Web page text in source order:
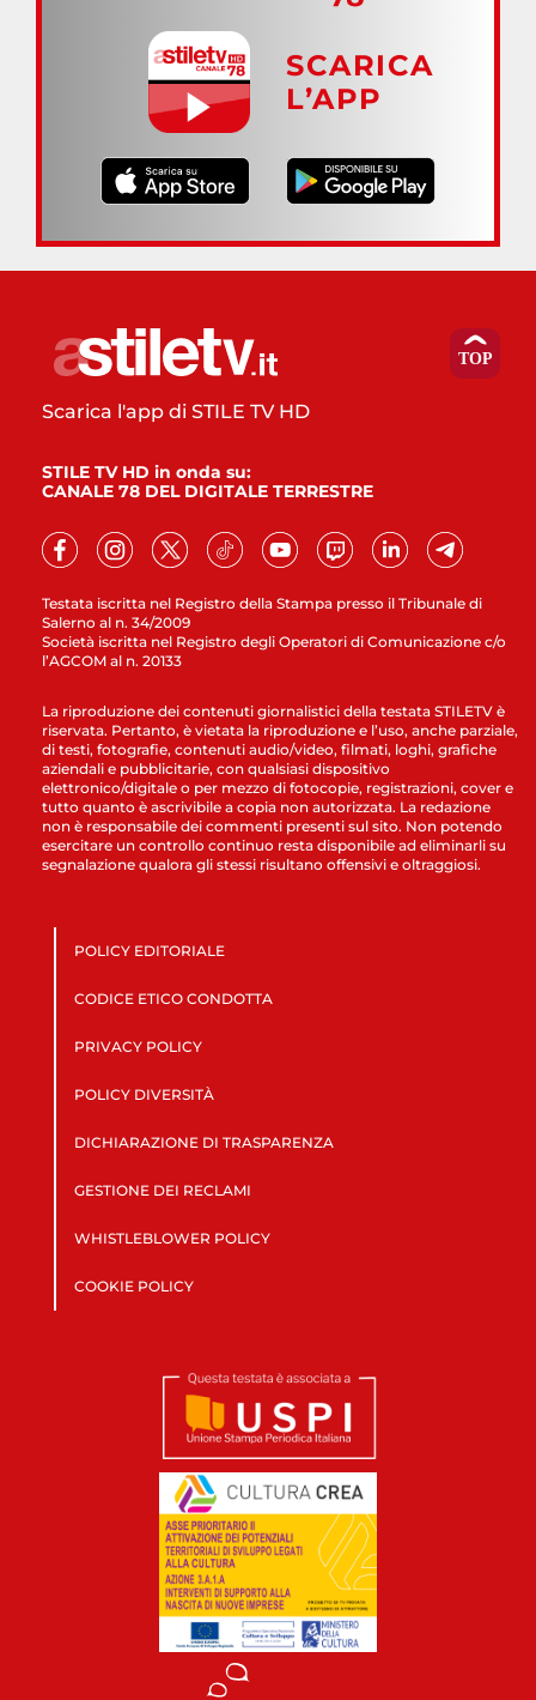
SCARICA
L’APP
Testata iscritta nel Registro della Stampa presso il Tribunale di
Salerno al n. 34/2009
Società iscritta nel Registro degli Operatori di Comunicazione c/o
l’AGCOM al n. 20133
Scarica l'app di STILE TV HD
STILE TV HD in onda su:
CANALE 78 DEL DIGITALE TERRESTRE
La riproduzione dei contenuti giornalistici della testata STILETV è
riservata. Pertanto, è vietata la riproduzione e l’uso, anche parziale,
di testi, fotografie, contenuti audio/video, filmati, loghi, grafiche
aziendali e pubblicitarie, con qualsiasi dispositivo
elettronico/digitale o per mezzo di fotocopie, registrazioni, cover e
tutto quanto è ascrivibile a copia non autorizzata. La redazione
non è responsabile dei commenti presenti sul sito. Non potendo
esercitare un controllo continuo resta disponibile ad eliminarli su
segnalazione qualora gli stessi risultano offensivi e oltraggiosi.
POLICY EDITORIALE
CODICE ETICO CONDOTTA
PRIVACY POLICY
POLICY DIVERSITÀ
DICHIARAZIONE DI TRASPARENZA
GESTIONE DEI RECLAMI
WHISTLEBLOWER POLICY
COOKIE POLICY